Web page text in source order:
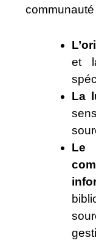
et
La
Le